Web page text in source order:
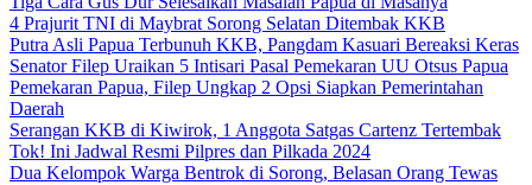
4 Prajurit TNI di Maybrat Sorong Selatan Ditembak KKB
Putra Asli Papua Terbunuh KKB, Pangdam Kasuari Bereaksi Keras
Senator Filep Uraikan 5 Intisari Pasal Pemekaran UU Otsus Papua
Pemekaran Papua, Filep Ungkap 2 Opsi Siapkan Pemerintahan
Daerah
Serangan KKB di Kiwirok, 1 Anggota Satgas Cartenz Tertembak
Tok! Ini Jadwal Resmi Pilpres dan Pilkada 2024
Dua Kelompok Warga Bentrok di Sorong, Belasan Orang Tewas